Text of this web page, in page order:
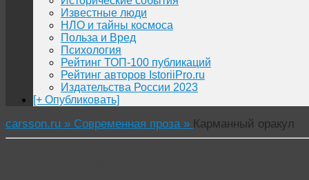
Известные люди
НЛО и тайны космоса
Польза и Вред
Психология
Рейтинг ТОП-100 публикаций
Рейтинг авторов IstoriiPro.ru
Издательства России 2023
[+ Опубликовать]
carsson.ru » Современная проза » Карманный оракул